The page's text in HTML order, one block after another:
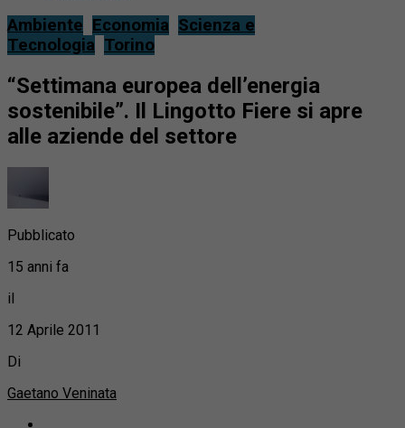
Ambiente Economia Scienza e
Tecnologia Torino
“Settimana europea dell’energia
sostenibile”. Il Lingotto Fiere si apre
alle aziende del settore
Pubblicato
15 anni fa
il
12 Aprile 2011
Di
Gaetano Veninata